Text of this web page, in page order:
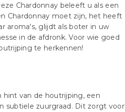
Chardonnay beleeft u als een
Chardonnay moet zijn, het heeft
aroma's, glijdt als boter in uw
in de afdronk. Voor wie goed
te herkennen!
van de houtrijping, een
subtiele zuurgraad. Dit zorgt voor